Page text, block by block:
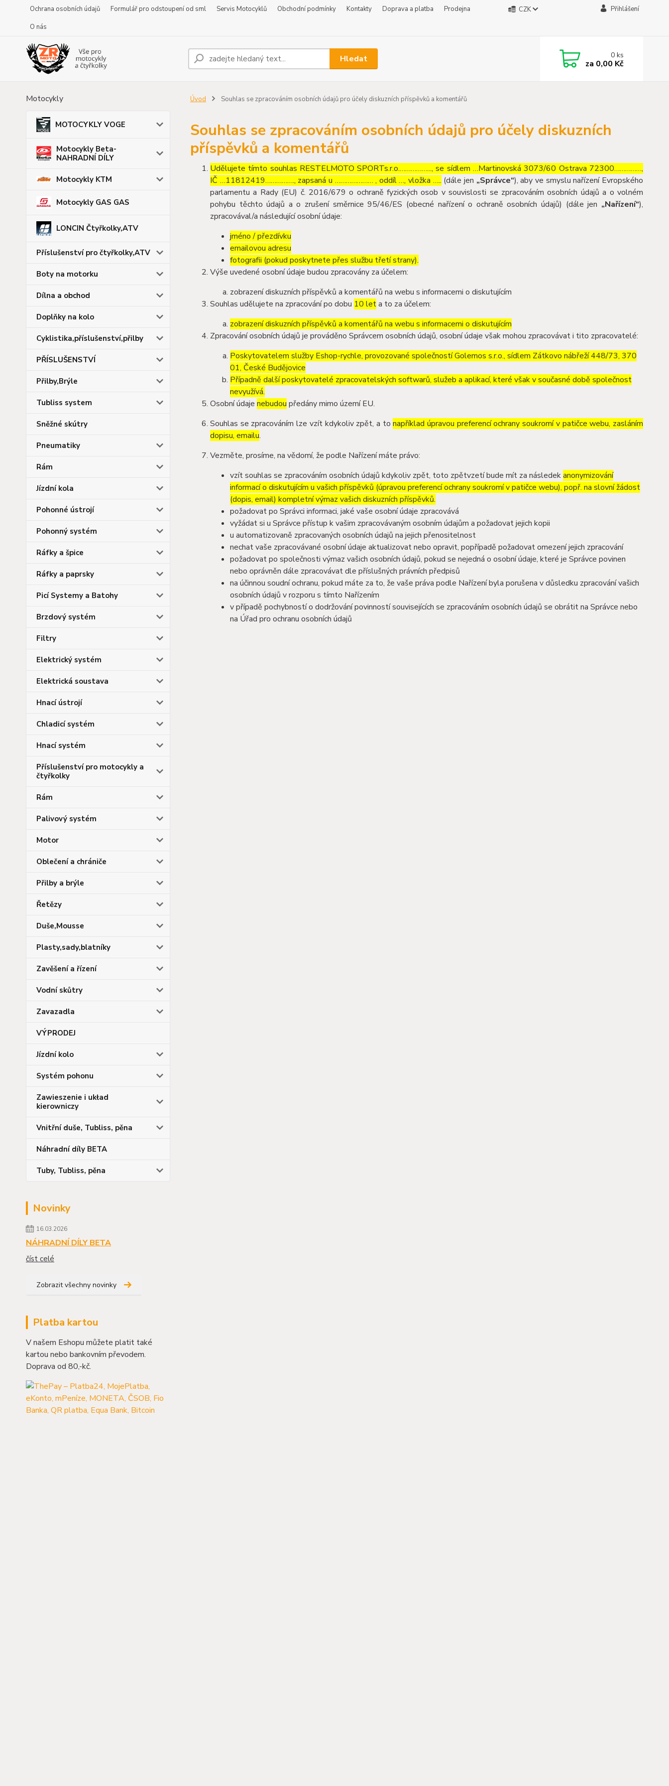
Ochrana osobních údajů Formulář pro odstoupení od sml Servis Motocyklů Obchodní podmínky Kontakty Doprava a platba
Prodejna
O nás
CZK Přihlášení
Hledat 0ks
za 0,00 Kč
Motocykly
MOTOCYKLY VOGE
Motocykly Beta-
NAHRADNÍ DÍLY
Motocykly KTM
Motocykly GAS GAS
LONCIN Čtyřkolky,ATV
Příslušenství pro čtyřkolky,ATV
Boty na motorku
Dílna a obchod
Doplňky na kolo
Cyklistika,příslušenství,přilby
PŘÍSLUŠENSTVÍ
Přilby,Brýle
Tubliss system
Sněžné skútry
Pneumatiky
Rám
Jízdní kola
Pohonné ústrojí
Pohonný systém
Ráfky a špice
Ráfky a paprsky
Picí Systemy a Batohy
Brzdový systém
Filtry
Elektrický systém
Elektrická soustava
Hnací ústrojí
Chladicí systém
Hnací systém
Příslušenství pro motocykly a
čtyřkolky
Rám
Palivový systém
Motor
Oblečení a chrániče
Přilby a brýle
Řetězy
Duše,Mousse
Plasty,sady,blatníky
Zavěšení a řízení
Vodní skůtry
Zavazadla
VÝPRODEJ
Jízdní kolo
Systém pohonu
Zawieszenie i układ
kierowniczy
Vnitřní duše, Tubliss, pěna
Náhradní díly BETA
Tuby, Tubliss, pěna
Novinky
16.03.2026
NÁHRADNÍ DÍLY BETA
číst celé
Zobrazit všechny novinky
Platba kartou
V našem Eshopu můžete platit také
kartou nebo bankovním převodem.
Doprava od 80,-kč.
Úvod Souhlas se zpracováním osobních údajů pro účely diskuzních příspěvků a komentářů
Souhlas se zpracováním osobních údajů pro účely diskuzních
příspěvků a komentářů
Udělujete tímto souhlas RESTELMOTO SPORTs.r.o.……………..., se sídlem …Martinovská 3073/60 Ostrava 72300……………,
IČ …11812419……………., zapsaná u ………………… , oddíl …, vložka ….. (dále jen „Správce“), aby ve smyslu nařízení Evropského
parlamentu a Rady (EU) č. 2016/679 o ochraně fyzických osob v souvislosti se zpracováním osobních údajů a o volném
pohybu těchto údajů a o zrušení směrnice 95/46/ES (obecné nařízení o ochraně osobních údajů) (dále jen „Nařízení“),
zpracovával/a následující osobní údaje:
jméno / přezdívku
emailovou adresu
fotografii (pokud poskytnete přes službu třetí strany).
Výše uvedené osobní údaje budou zpracovány za účelem:
zobrazení diskuzních příspěvků a komentářů na webu s informacemi o diskutujícím
Souhlas udělujete na zpracování po dobu 10 leta to za účelem:
zobrazení diskuzních příspěvků a komentářů na webu s informacemi o diskutujícím
Zpracování osobních údajů je prováděno Správcem osobních údajů, osobní údaje však mohou zpracovávat i tito zpracovatelé:
Poskytovatelem služby Eshop-rychle, provozované společností Golemos s.r.o., sídlem Zátkovo nábřeží 448/73, 370
01, České Budějovice
Případně další poskytovatelé zpracovatelských softwarů, služeb a aplikací, které však v současné době společnost
nevyužívá.
Osobní údaje nebudou předány mimo území EU.
Souhlas se zpracováním lze vzít kdykoliv zpět, a tonapříklad úpravou preferencí ochrany soukromí v patičce webu, zasláním
dopisu, emailu.
Vezměte, prosíme, na vědomí, že podle Nařízení máte právo:
vzít souhlas se zpracováním osobních údajů kdykoliv zpět, toto zpětvzetí bude mít za následekanonymizování
informací o diskutujícím u vašich příspěvků (úpravou preferencí ochrany soukromí v patičce webu), popř. na slovní žádost
(dopis, email) kompletní výmaz vašich diskuzních příspěvků.
požadovat po Správci informaci, jaké vaše osobní údaje zpracovává
vyžádat si u Správce přístup k vašim zpracovávaným osobním údajům a požadovat jejich kopii
u automatizovaně zpracovaných osobních údajů na jejich přenositelnost
nechat vaše zpracovávané osobní údaje aktualizovat nebo opravit, popřípadě požadovat omezení jejich zpracování
požadovat po společnosti výmaz vašich osobních údajů, pokud se nejedná o osobní údaje, které je Správce povinen
nebo oprávněn dále zpracovávat dle příslušných právních předpisů
na účinnou soudní ochranu, pokud máte za to, že vaše práva podle Nařízení byla porušena v důsledku zpracování vašich
osobních údajů v rozporu s tímto Nařízením
v případě pochybností o dodržování povinností souvisejících se zpracováním osobních údajů se obrátit na Správce nebo
na Úřad pro ochranu osobních údajů